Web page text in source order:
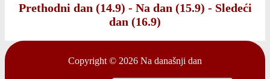
Prethodni dan (14.9) - Na dan (15.9) - Sledeći
dan (16.9)
Copyright © 2026 Na današnji dan